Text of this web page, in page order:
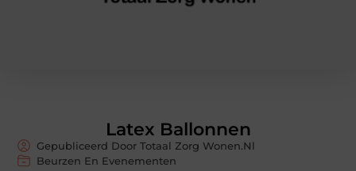
Latex Ballonnen
Gepubliceerd Door Totaal Zorg Wonen.nl
Beurzen En Evenementen